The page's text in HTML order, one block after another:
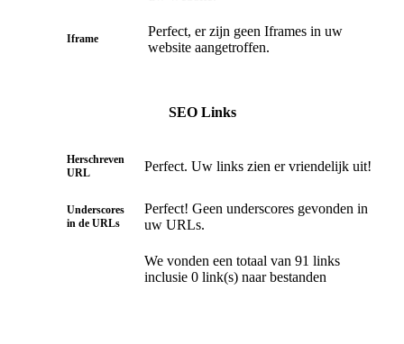
Iframe
Perfect, er zijn geen Iframes in uw
website aangetroffen.
SEO Links
Herschreven
URL
Perfect. Uw links zien er vriendelijk uit!
Underscores
in de URLs
Perfect! Geen underscores gevonden in
uw URLs.
We vonden een totaal van 91 links
inclusie 0 link(s) naar bestanden